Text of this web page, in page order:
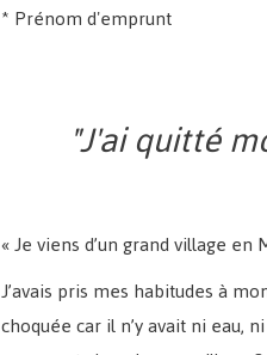
* Prénom d'emprunt
"J'ai quitté
« Je viens d’un grand village
J’avais pris mes habitudes à
choquée car il n’y avait ni eau,